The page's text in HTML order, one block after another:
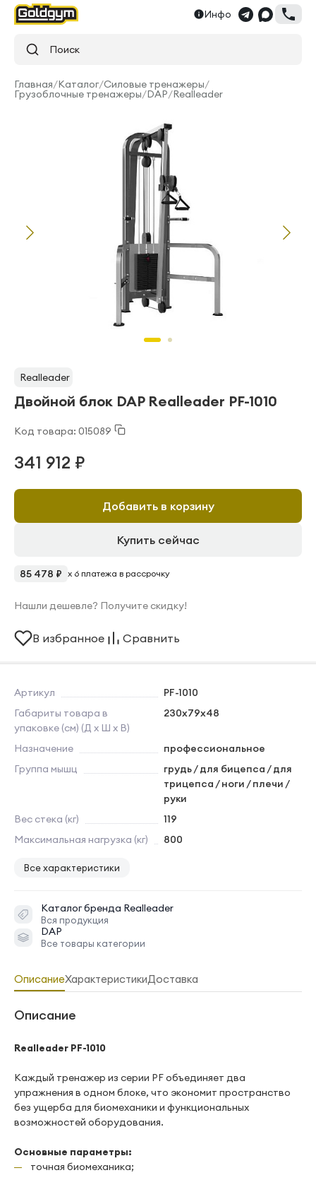
Инфо
Поиск
Главная/Каталог/Силовые тренажеры/
Грузоблочные тренажеры/DAP/Realleader
Realleader
Двойной блок DAP Realleader PF-1010
Код товара: 015089
Артикул
PF-1010
Габариты товара в
упаковке (см) (Д х Ш х В)
230х79х48
Назначение
профессиональное
Группа мышц
грудь / для бицепса / для
трицепса / ноги / плечи /
руки
Вес стека (кг)
119
Максимальная нагрузка (кг)
800
Все характеристики
Каталог бренда Realleader
Вся продукция
DAP
Все товары категории
341 912 ₽
Добавить в корзину
Купить сейчас
85 478 ₽ x 6 платежа в рассрочку
Нашли дешевле? Получите скидку!
В избранное Сравнить
ОписаниеХарактеристикиДоставка
Описание
Realleader PF-1010
Каждый тренажер из серии PF объединяет два
упражнения в одном блоке, что экономит пространство
без ущерба для биомеханики и функциональных
возможностей оборудования.
Основные параметры:
точная биомеханика;